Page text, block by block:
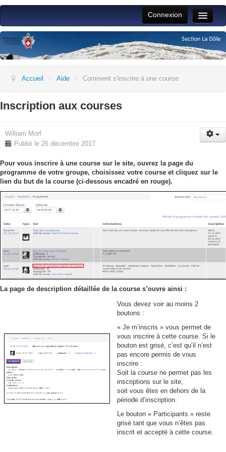
Toggle
Connexion
Accueil
Vie du club
ALPFAM
Jeudistes
Accueil > Aide > Comment s'inscrire à une course
Inscription aux courses
William Morf
Publié le 26 décembre 2017
Pour vous inscrire à une course sur le site, ouvrez la page du
programme de votre groupe, choisissez votre course et cliquez sur le
lien du but de la course (ci-dessous encadré en rouge).
La page de description détaillée de la course s’ouvre ainsi :
Vous devez voir au moins 2
boutons :
« Je m’inscris » vous permet de
vous inscrire à cette course. Si le
bouton est grisé, c’est qu’il n’est
pas encore permis de vous
inscrire :
Soit la course ne permet pas les
inscriptions sur le site,
soit vous êtes en dehors de la
période d’inscription.
Le bouton « Participants » reste
grisé tant que vous n’êtes pas
inscrit et accepté à cette course.